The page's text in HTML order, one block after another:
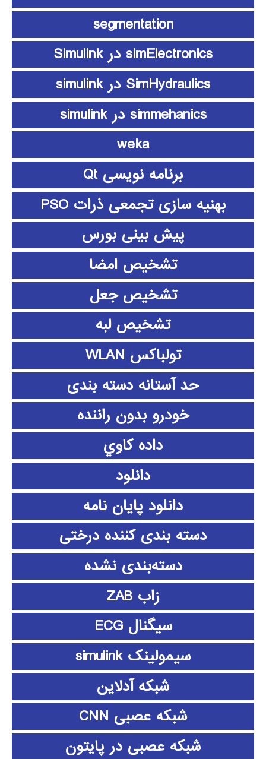
segmentation
simElectronics در Simulink
SimHydraulics در simulink
simmehanics در simulink
weka
برنامه نویسی Qt
بهنیه سازی تجمعی ذرات PSO
پیش بینی بورس
تشخیص امضا
تشخیص جعل
تشخیص لبه
تولباکس WLAN
حد آستانه دسته بندی
خودرو بدون راننده
داده كاوي
دانلود
دانلود پايان نامه
دسته بندی کننده درختی
دسته‌بندی نشده
زاب ZAB
سیگنال ECG
سیمولینک simulink
شبکه آدلاین
شبکه عصبی CNN
شبکه عصبی در پایتون